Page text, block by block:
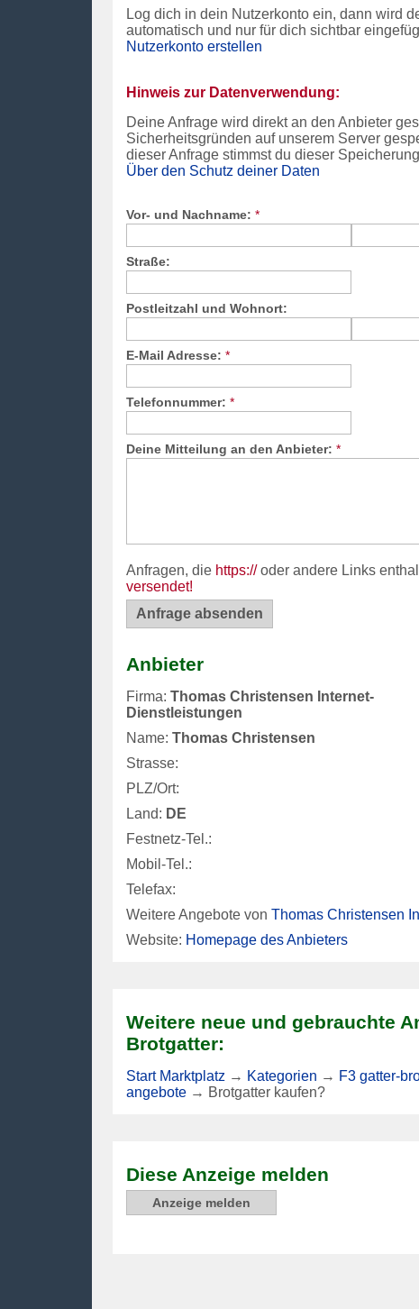
Log dich in dein Nutzerkonto ein, dann wird
automatisch und nur für dich sichtbar
Nutzerkonto erstellen
Hinweis zur Datenverwendung:
Deine Anfrage wird direkt an den Anbieter
Sicherheitsgründen auf unserem Server
dieser Anfrage stimmst du dieser
Über den Schutz deiner Daten
Vor- und Nachname: *
Straße:
Postleitzahl und Wohnort:
E-Mail Adresse: *
Telefonnummer: *
Deine Mitteilung an den Anbieter: *
Anfragen, die https://oder andere Links
versendet!
Anbieter
Firma: Thomas Christensen Internet-
Dienstleistungen
Name: Thomas Christensen
Strasse:
PLZ/Ort:
Land: DE
Festnetz-Tel.:
Mobil-Tel.:
Telefax:
Weitere Angebote von Thomas Christensen
Website: Homepage des Anbieters
Weitere neue und gebrauchte
Brotgatter:
Start Marktplatz → Kategorien → F3 gatter-
angebote → Brotgatter kaufen?
Diese Anzeige melden
Anzeige melden